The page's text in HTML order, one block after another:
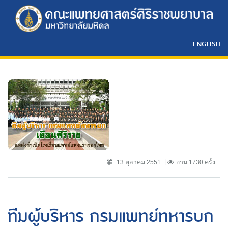
ENGLISH
13 ตุลาคม 2551 อ่าน 1730 ครั้ง
ทีมผู้บริหาร กรมแพทย์ทหารบก